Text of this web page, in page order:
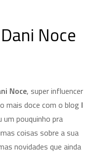
Noce
Noce, super influencer
mais doce com o blog I
um pouquinho pra
coisas sobre a sua
novidades que ainda